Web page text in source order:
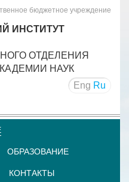
бюджетное учреждение
ИНСТИТУТ
ОТДЕЛЕНИЯ
НАУК
Eng Ru
ОБРАЗОВАНИЕ
КОНТАКТЫ